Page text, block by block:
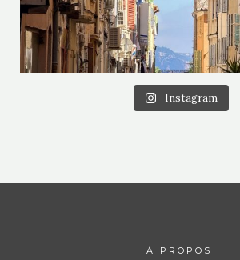
Instagram
À PROPOS